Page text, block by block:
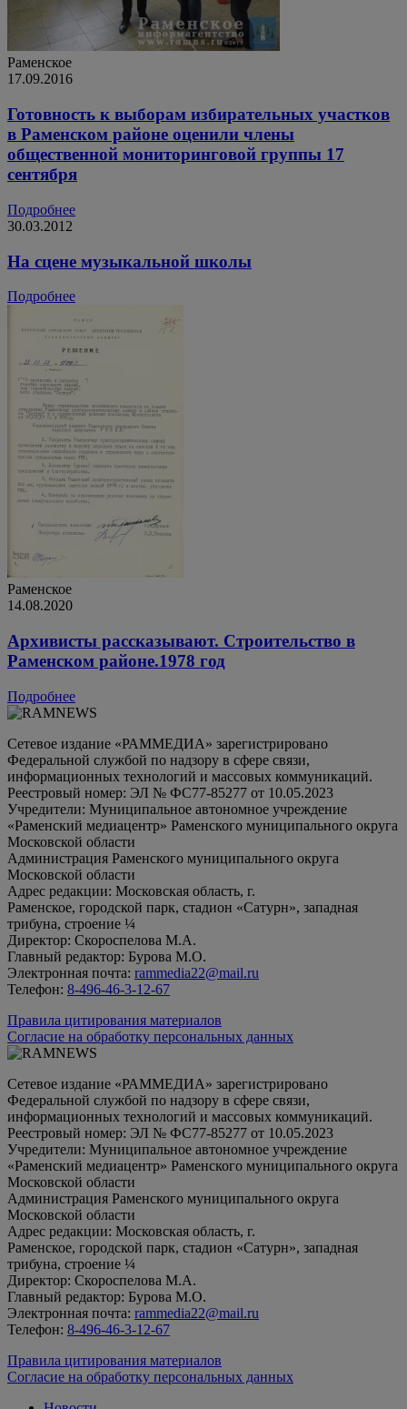
Раменское
17.09.2016
Готовность к выборам избирательных участков
в Раменском районе оценили члены
общественной мониторинговой группы 17
сентября
Подробнее
30.03.2012
На сцене музыкальной школы
Подробнее
Раменское
14.08.2020
Архивисты рассказывают. Строительство в
Раменском районе.1978 год
Подробнее
Сетевое издание «РАММЕДИА» зарегистрировано
Федеральной службой по надзору в сфере связи,
информационных технологий и массовых коммуникаций.
Реестровый номер: ЭЛ № ФС77-85277 от 10.05.2023
Учредители: Муниципальное автономное учреждение
«Раменский медиацентр» Раменского муниципального округа
Московской области
Администрация Раменского муниципального округа
Московской области
Адрес редакции: Московская область, г.
Раменское, городской парк, стадион «Сатурн», западная
трибуна, строение ¼
Директор: Скороспелова М.А.
Главный редактор: Бурова М.О.
Электронная почта: rammedia22@mail.ru
Телефон: 8-496-46-3-12-67
Правила цитирования материалов
Согласие на обработку персональных данных
Сетевое издание «РАММЕДИА» зарегистрировано
Федеральной службой по надзору в сфере связи,
информационных технологий и массовых коммуникаций.
Реестровый номер: ЭЛ № ФС77-85277 от 10.05.2023
Учредители: Муниципальное автономное учреждение
«Раменский медиацентр» Раменского муниципального округа
Московской области
Администрация Раменского муниципального округа
Московской области
Адрес редакции: Московская область, г.
Раменское, городской парк, стадион «Сатурн», западная
трибуна, строение ¼
Директор: Скороспелова М.А.
Главный редактор: Бурова М.О.
Электронная почта: rammedia22@mail.ru
Телефон: 8-496-46-3-12-67
Правила цитирования материалов
Согласие на обработку персональных данных